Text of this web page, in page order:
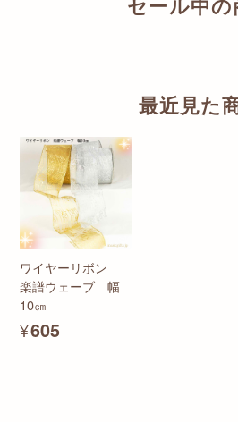
セール中の
最近見た
ワイヤーリボン
楽譜ウェーブ 幅
10㎝
¥605